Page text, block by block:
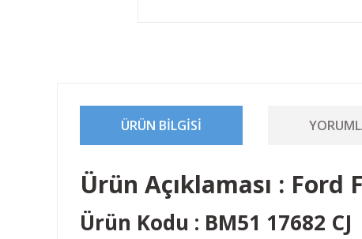
ÜRÜN BILGISI
Ürün Açıklaması : Ford
Ürün Kodu : BM51 17682 CJ